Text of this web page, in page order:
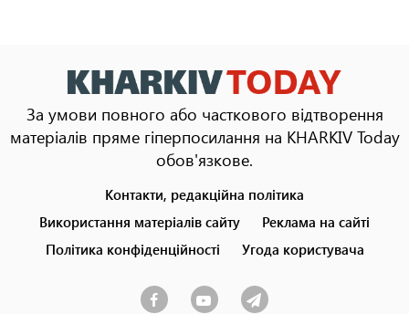
За умови повного або часткового відтворення
матеріалів пряме гіперпосилання на KHARKIV Today
обов'язкове.
menu
Контакти, редакційна політика
Використання матеріалів сайту
Реклама на сайті
Політика конфіденційності
Угода користувача